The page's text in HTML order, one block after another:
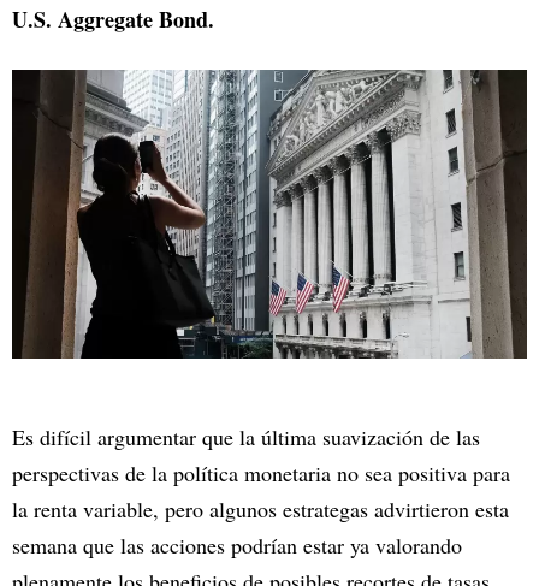
U.S. Aggregate Bond.
Es difícil argumentar que la última suavización de las
perspectivas de la política monetaria no sea positiva para
la renta variable, pero algunos estrategas advirtieron esta
semana que las acciones podrían estar ya valorando